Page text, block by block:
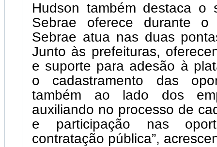
Hudson também destaca o
Sebrae oferece durante o
Sebrae atua nas duas
Junto às prefeituras,
e suporte para adesão à
o cadastramento das
também ao lado dos
auxiliando no processo de
e participação nas
contratação pública”,